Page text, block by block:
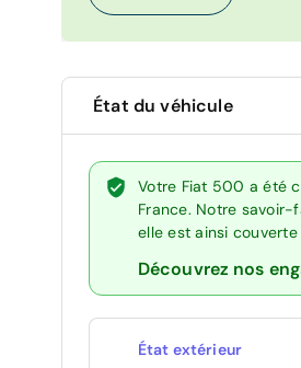
État du véhicule
Votre Fiat 500 a été
France. Notre
elle est ainsi
Découvrez nos
État extérieur